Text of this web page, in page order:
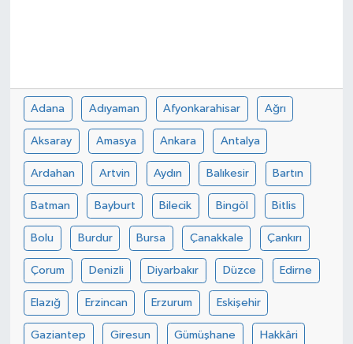
Adana Adıyaman Afyonkarahisar Ağrı
Aksaray Amasya Ankara Antalya
Ardahan Artvin Aydın Balıkesir Bartın
Batman Bayburt Bilecik Bingöl Bitlis
Bolu Burdur Bursa Çanakkale Çankırı
Çorum Denizli Diyarbakır Düzce Edirne
Elazığ Erzincan Erzurum Eskişehir
Gaziantep Giresun Gümüşhane Hakkâri